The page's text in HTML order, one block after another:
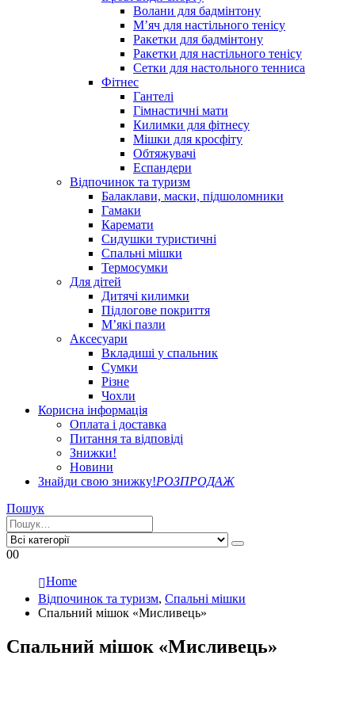
Волани для бадмінтону
М’яч для настільного тенісу
Ракетки для бадмінтону
Ракетки для настільного тенісу
Сетки для настольного тенниса
Фітнес
Гантелі
Гімнастичні мати
Килимки для фітнесу
Мішки для кросфіту
Обтяжувачі
Еспандери
Відпочинок та туризм
Балаклави, маски, підшоломники
Гамаки
Каремати
Сидушки туристичні
Спальні мішки
Термосумки
Для дітей
Дитячі килимки
Підлогове покриття
М’які пазли
Аксесуари
Вкладиші у спальник
Сумки
Різне
Чохли
Корисна інформація
Оплата і доставка
Питання та відповіді
Знижки!
Новини
Знайди свою знижку!РОЗПРОДАЖ
Пошук
00
Home
Відпочинок та туризм, Спальні мішки
Спальний мішок «Мисливець»
Спальний мішок «Мисливець»